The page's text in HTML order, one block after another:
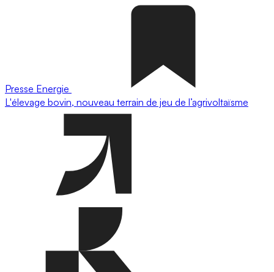
Presse Energie
L'élevage bovin, nouveau terrain de jeu de l’agrivoltaïsme